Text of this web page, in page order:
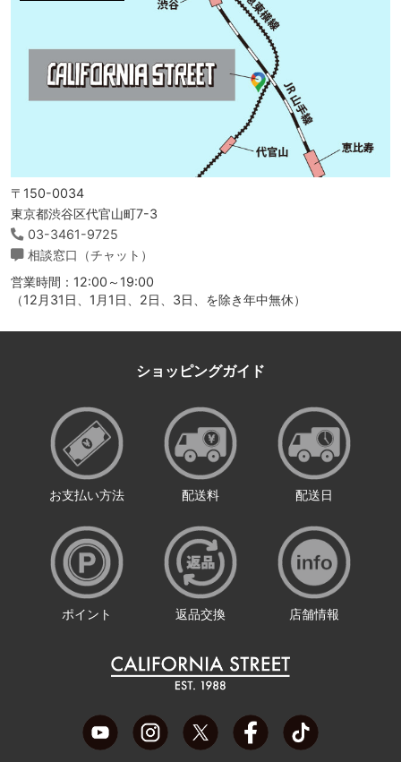
〒150-0034
東京都渋谷区代官山町7-3
03-3461-9725
相談窓口（チャット）
営業時間：12:00～19:00
（12月31日、1月1日、2日、3日、を除き年中無休）
ショッピングガイド
お支払い方法 配送料 配送日
ポイント 返品交換 店舗情報